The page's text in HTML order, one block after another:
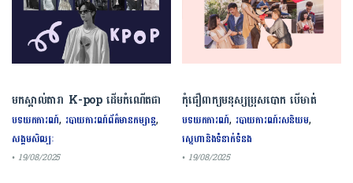
មកស្គាល់តារា K-pop ដើមកំណើតជា
ជនជាតិចិនទាំង ៩រូប ល្បីល្បាញលំដាប់
ពិភពលោក
បទយកការណ៍, របាយការណ៍ព័ត៌មានកម្សាន្ត,
សង្គមសិល្បៈ
• 19/08/2025
កុំជឿពាក្យមនុស្សប្រុសបោក បើមាត់
និយាយថាស្រឡាញ់តែមិនបង្ហាញទង្វើទាំង
៥ នេះ
បទយកការណ៍, របាយការណ៍រសនិយម,
ស្នេហានិងទំនាក់ទំនង
• 19/08/2025